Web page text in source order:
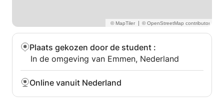
|
Plaats gekozen door de student :
In de omgeving van Emmen, Nederland
Online vanuit Nederland